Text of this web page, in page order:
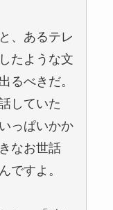
、あるテレ
たような文
るべきだ。
していた
っぱいかか
なお世話
ですよ。